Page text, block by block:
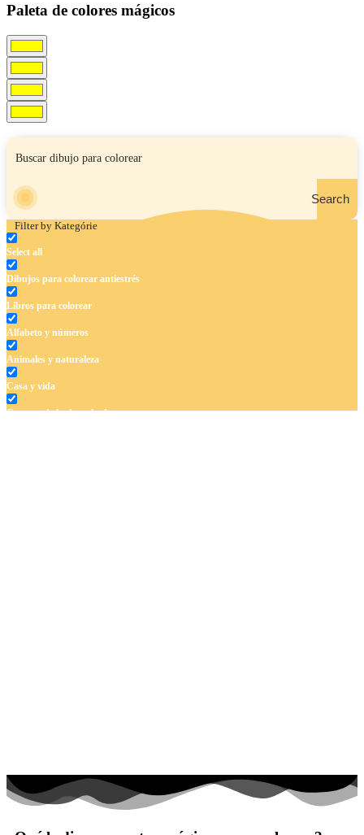
Paleta de colores mágicos
Search
Filter by Kategórie
Select all
Dibujos para colorear antiestrés
Libros para colorear
Alfabeto y números
Animales y naturaleza
Casa y vida
Cuentos de hadas y hadas
Transporte